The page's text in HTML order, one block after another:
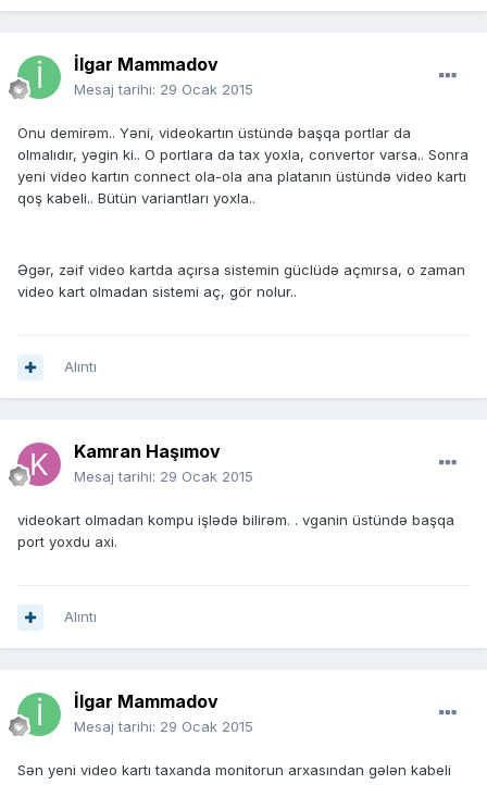
İlgar Mammadov
Mesaj tarihi: 29 Ocak 2015
Onu demirəm.. Yəni, videokartın üstündə başqa portlar da
olmalıdır, yəgin ki.. O portlara da tax yoxla, convertor varsa.. Sonra
yeni video kartın connect ola-ola ana platanın üstündə video kartı
qoş kabeli.. Bütün variantları yoxla..
Əgər, zəif video kartda açırsa sistemin güclüdə açmırsa, o zaman
video kart olmadan sistemi aç, gör nolur..
Alıntı
Kamran Haşımov
Mesaj tarihi: 29 Ocak 2015
videokart olmadan kompu işlədə bilirəm. . vganin üstündə başqa
port yoxdu axi.
Alıntı
İlgar Mammadov
Mesaj tarihi: 29 Ocak 2015
Sən yeni video kartı taxanda monitorun arxasından gələn kabeli